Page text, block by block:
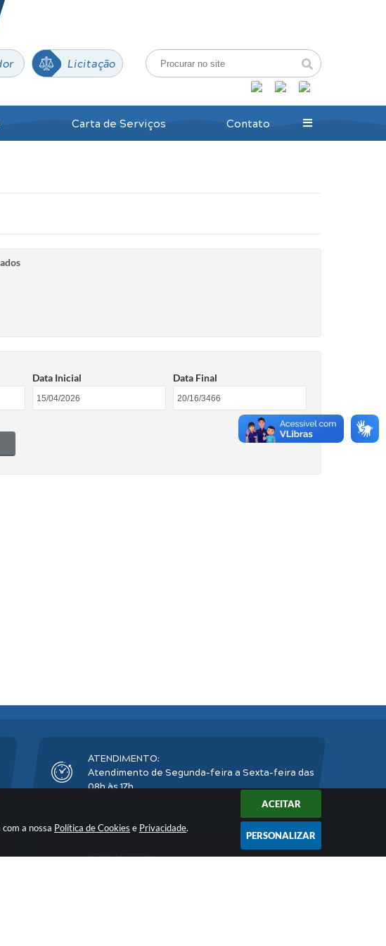
a nossa Política de Cookies e Privacidade.
ACEITAR
PERSONALIZAR
Licitação
Carta de Serviços Contato
Data Inicial Data Final
ATENDIMENTO:
Atendimento de Segunda-feira a Sexta-feira das
08h às 17h
NEWSLETTER: